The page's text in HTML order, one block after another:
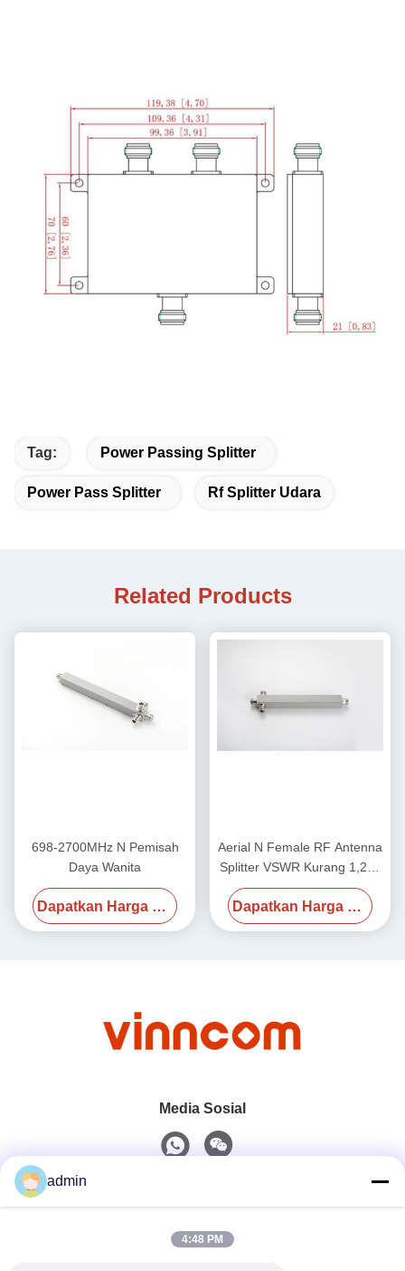
Tag: Power Passing Splitter
Power Pass Splitter Rf Splitter Udara
Related Products
698-2700MHz N Pemisah
Daya Wanita
Dapatkan Harga Terbaik
Aerial N Female RF Antenna
Splitter VSWR Kurang 1,25 /
Kurang 1,3 700-4000MHz
Dapatkan Harga Terbaik
Media Sosial
admin
4:48 PM